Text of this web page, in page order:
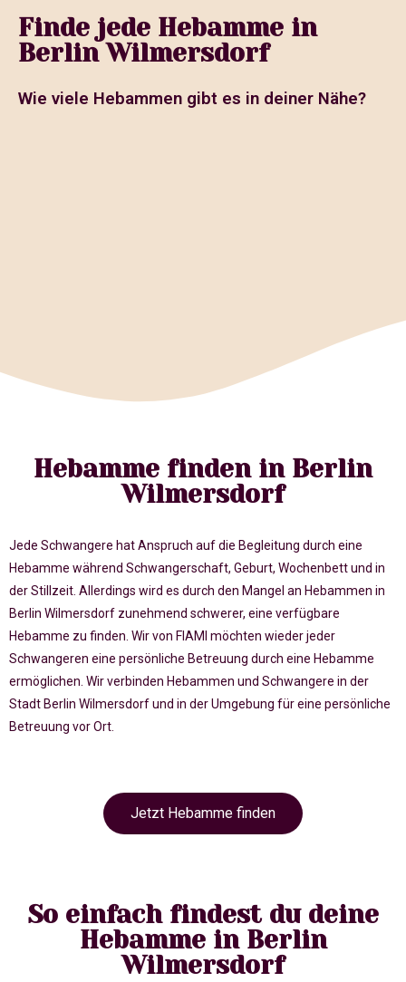
Finde jede Hebamme in
Berlin Wilmersdorf
Wie viele Hebammen gibt es in deiner Nähe?
Hebamme finden in Berlin
Wilmersdorf
Jede Schwangere hat Anspruch auf die Begleitung durch eine
Hebamme während Schwangerschaft, Geburt, Wochenbett und in
der Stillzeit. Allerdings wird es durch den Mangel an Hebammen in
Berlin Wilmersdorf zunehmend schwerer, eine verfügbare
Hebamme zu finden. Wir von FIAMI möchten wieder jeder
Schwangeren eine persönliche Betreuung durch eine Hebamme
ermöglichen. Wir verbinden Hebammen und Schwangere in der
Stadt Berlin Wilmersdorf und in der Umgebung für eine persönliche
Betreuung vor Ort.
Jetzt Hebamme finden
So einfach findest du deine
Hebamme in Berlin
Wilmersdorf